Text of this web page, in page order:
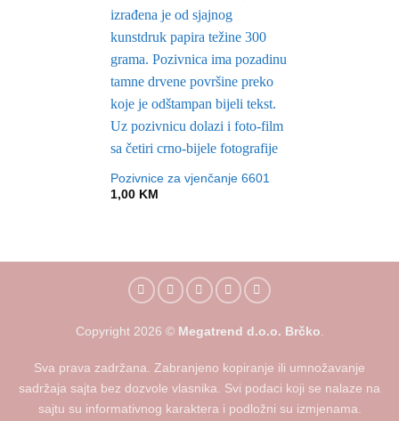
Pozivnice za vjenčanje 6601
1,00 KM
Copyright 2026 © Megatrend d.o.o. Brčko
Sva prava zadržana. Zabranjeno kopiranje ili umnožavanje
sadržaja sajta bez dozvole vlasnika. Svi podaci koji se nalaze na
sajtu su informativnog karaktera i podložni su izmjenama.